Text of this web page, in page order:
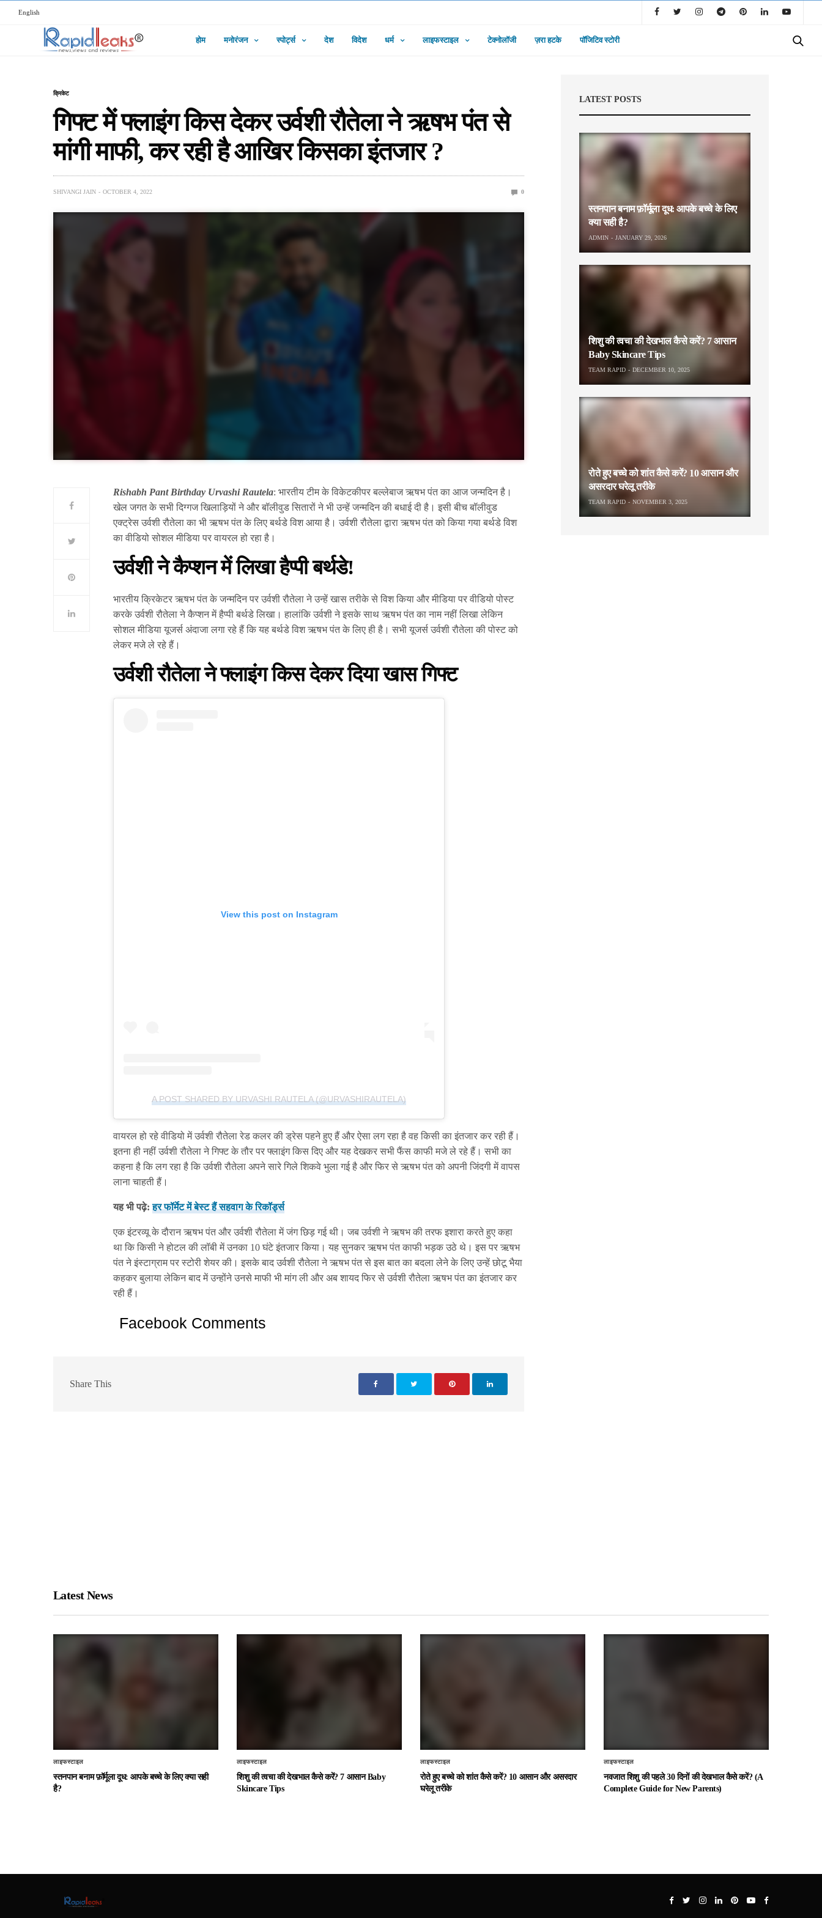
English
होम मनोरंजन स्पोर्ट्स देश विदेश धर्म लाइफस्टाइल टेक्नोलॉजी ज़रा हटके पॉजिटिव स्टोरी
क्रिकेट
गिफ्ट में फ्लाइंग किस देकर उर्वशी रौतेला ने ऋषभ पंत से
मांगी माफी, कर रही है आखिर किसका इंतजार ?
SHIVANGI JAIN OCTOBER 4, 2022 0
Rishabh Pant Birthday Urvashi Rautela: भारतीय टीम के विकेटकीपर बल्लेबाज ऋषभ पंत का आज जन्मदिन है।
खेल जगत के सभी दिग्गज खिलाड़ियों ने और बॉलीवुड सितारों ने भी उन्हें जन्मदिन की बधाई दी है। इसी बीच बॉलीवुड
एक्ट्रेस उर्वशी रौतेला का भी ऋषभ पंत के लिए बर्थडे विश आया है। उर्वशी रौतेला द्वारा ऋषभ पंत को किया गया बर्थडे विश
का वीडियो सोशल मीडिया पर वायरल हो रहा है।
उर्वशी ने कैप्शन में लिखा हैप्पी बर्थडे!
भारतीय क्रिकेटर ऋषभ पंत के जन्मदिन पर उर्वशी रौतेला ने उन्हें खास तरीके से विश किया और मीडिया पर वीडियो पोस्ट
करके उर्वशी रौतेला ने कैप्शन में हैप्पी बर्थडे लिखा। हालांकि उर्वशी ने इसके साथ ऋषभ पंत का नाम नहीं लिखा लेकिन
सोशल मीडिया यूजर्स अंदाजा लगा रहे हैं कि यह बर्थडे विश ऋषभ पंत के लिए ही है। सभी यूजर्स उर्वशी रौतेला की पोस्ट को
लेकर मजे ले रहे हैं।
उर्वशी रौतेला ने फ्लाइंग किस देकर दिया खास गिफ्ट
View this post on Instagram
A POST SHARED BY URVASHI RAUTELA (@URVASHIRAUTELA)
वायरल हो रहे वीडियो में उर्वशी रौतेला रेड कलर की ड्रेस पहने हुए हैं और ऐसा लग रहा है वह किसी का इंतजार कर रही हैं।
इतना ही नहीं उर्वशी रौतेला ने गिफ्ट के तौर पर फ्लाइंग किस दिए और यह देखकर सभी फैंस काफी मजे ले रहे हैं। सभी का
कहना है कि लग रहा है कि उर्वशी रौतेला अपने सारे गिले शिकवे भुला गई है और फिर से ऋषभ पंत को अपनी जिंदगी में वापस
लाना चाहती हैं।
यह भी पढ़े: हर फॉर्मेट में बेस्ट हैं सहवाग के रिकॉर्ड्स
एक इंटरव्यू के दौरान ऋषभ पंत और उर्वशी रौतेला में जंग छिड़ गई थी। जब उर्वशी ने ऋषभ की तरफ इशारा करते हुए कहा
था कि किसी ने होटल की लॉबी में उनका 10 घंटे इंतजार किया। यह सुनकर ऋषभ पंत काफी भड़क उठे थे। इस पर ऋषभ
पंत ने इंस्टाग्राम पर स्टोरी शेयर की। इसके बाद उर्वशी रौतेला ने ऋषभ पंत से इस बात का बदला लेने के लिए उन्हें छोटू भैया
कहकर बुलाया लेकिन बाद में उन्होंने उनसे माफी भी मांग ली और अब शायद फिर से उर्वशी रौतेला ऋषभ पंत का इंतजार कर
रही हैं।
Facebook Comments
Share This
LATEST POSTS
स्तनपान बनाम फ़ॉर्मूला दूध: आपके बच्चे के लिए
क्या सही है?
ADMIN JANUARY 29, 2026
शिशु की त्वचा की देखभाल कैसे करें? 7 आसान
Baby Skincare Tips
TEAM RAPID DECEMBER 10, 2025
रोते हुए बच्चे को शांत कैसे करें? 10 आसान और
असरदार घरेलू तरीके
TEAM RAPID NOVEMBER 3, 2025
Latest News
लाइफस्टाइल
स्तनपान बनाम फ़ॉर्मूला दूध: आपके बच्चे के लिए क्या सही
है?
लाइफस्टाइल
शिशु की त्वचा की देखभाल कैसे करें? 7 आसान Baby
Skincare Tips
लाइफस्टाइल
रोते हुए बच्चे को शांत कैसे करें? 10 आसान और असरदार
घरेलू तरीके
लाइफस्टाइल
नवजात शिशु की पहले 30 दिनों की देखभाल कैसे करें? (A
Complete Guide for New Parents)